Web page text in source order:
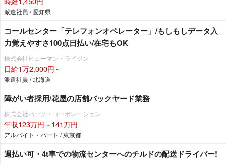
派遣社員 / 愛知県
コールセンター「テレフォンオペレーター」/もしもしデータ入
力覚えやすさ100点日払い/在宅もOK
株式会社ヒューマン・ライジン
日給1万2,000円～
派遣社員 / 北海道
障がい者採用/花屋の店舗バックヤード業務
株式会社パーク・コーポレーション
年収123万円～141万円
アルバイト・パート / 東京都
週払い可・4t車での物流センターへのチルドの配送ドライバー!